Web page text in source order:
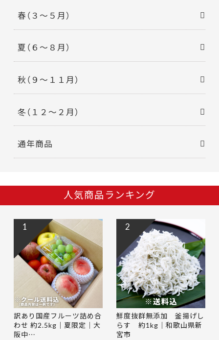
春（３～５月）
夏（６～８月）
秋（９～１１月）
冬（１２～２月）
通年商品
人気商品ランキング
訳あり国産フルーツ詰め合
わせ 約2.5kg｜夏限定｜大
阪中…
1
鮮度抜群無添加 釜揚げし
らす 約1kg｜和歌山県新
宮市
2